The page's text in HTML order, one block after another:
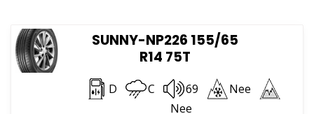
SUNNY-NP226 155/65
R14 75T
D C 69
Nee
Nee